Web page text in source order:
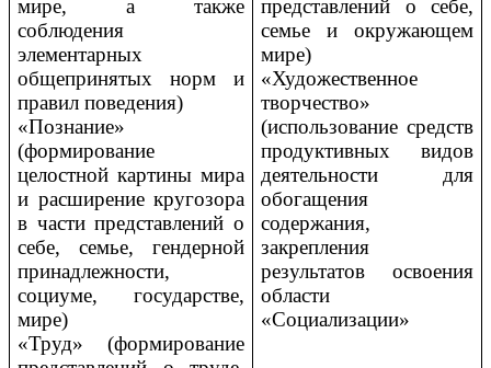
мире, а также
соблюдения
элементарных
общепринятых норм и
правил поведения)
«Познание»
(формирование
целостной картины мира
и расширение кругозора
в части представлений о
себе, семье, гендерной
принадлежности,
социуме, государстве,
мире)
«Труд» (формирование
представлений о себе,
семье и окружающем
мире)
«Художественное
творчество»
(использование средств
продуктивных видов
деятельности для
обогащения
содержания,
закрепления
результатов освоения
области
«Социализации»